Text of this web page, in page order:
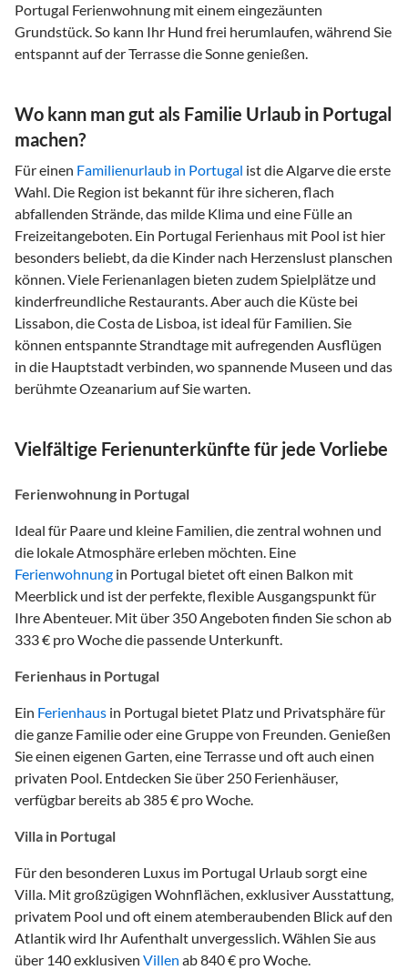
Portugal Ferienwohnung mit einem eingezäunten
Grundstück. So kann Ihr Hund frei herumlaufen, während Sie
entspannt auf der Terrasse die Sonne genießen.
Wo kann man gut als Familie Urlaub in Portugal
machen?
Für einen Familienurlaub in Portugal ist die Algarve die erste
Wahl. Die Region ist bekannt für ihre sicheren, flach
abfallenden Strände, das milde Klima und eine Fülle an
Freizeitangeboten. Ein Portugal Ferienhaus mit Pool ist hier
besonders beliebt, da die Kinder nach Herzenslust planschen
können. Viele Ferienanlagen bieten zudem Spielplätze und
kinderfreundliche Restaurants. Aber auch die Küste bei
Lissabon, die Costa de Lisboa, ist ideal für Familien. Sie
können entspannte Strandtage mit aufregenden Ausflügen
in die Hauptstadt verbinden, wo spannende Museen und das
berühmte Ozeanarium auf Sie warten.
Vielfältige Ferienunterkünfte für jede Vorliebe
Ferienwohnung in Portugal
Ideal für Paare und kleine Familien, die zentral wohnen und
die lokale Atmosphäre erleben möchten. Eine
Ferienwohnung in Portugal bietet oft einen Balkon mit
Meerblick und ist der perfekte, flexible Ausgangspunkt für
Ihre Abenteuer. Mit über 350 Angeboten finden Sie schon ab
333 € pro Woche die passende Unterkunft.
Ferienhaus in Portugal
Ein Ferienhaus in Portugal bietet Platz und Privatsphäre für
die ganze Familie oder eine Gruppe von Freunden. Genießen
Sie einen eigenen Garten, eine Terrasse und oft auch einen
privaten Pool. Entdecken Sie über 250 Ferienhäuser,
verfügbar bereits ab 385 € pro Woche.
Villa in Portugal
Für den besonderen Luxus im Portugal Urlaub sorgt eine
Villa. Mit großzügigen Wohnflächen, exklusiver Ausstattung,
privatem Pool und oft einem atemberaubenden Blick auf den
Atlantik wird Ihr Aufenthalt unvergesslich. Wählen Sie aus
über 140 exklusiven Villen ab 840 € pro Woche.